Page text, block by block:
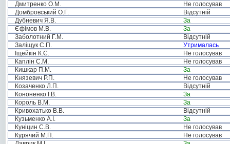
Дмитренко О.М.
Не голосував
Домбровський О.Г.
Відсутній
Дубневич Я.В.
За
Єфімов М.В.
За
Заболотний Г.М.
Відсутній
Заліщук С.П.
Утрималась
Іщейкін К.Є.
Не голосував
Каплін С.М.
Не голосував
Кишкар П.М.
За
Князевич Р.П.
Не голосував
Козаченко Л.П.
Відсутній
Кононенко І.В.
За
Король В.М.
За
Кривохатько В.В.
Відсутній
Кузьменко А.І.
За
Куніцин С.В.
Не голосував
Курячий М.П.
Не голосував